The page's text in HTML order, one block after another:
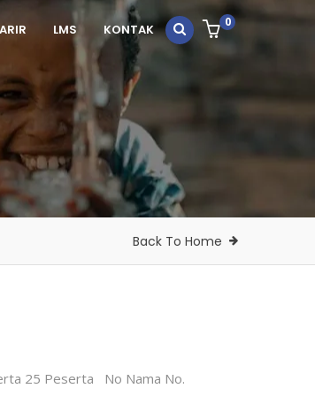
LMS KONTAK 0
Back To Home
25 Peserta No Nama No.